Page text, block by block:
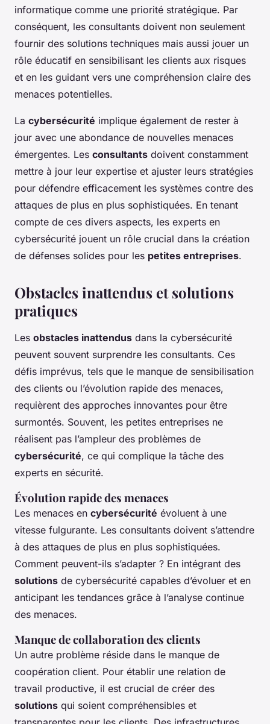
informatique comme une priorité stratégique. Par
conséquent, les consultants doivent non seulement
fournir des solutions techniques mais aussi jouer un
rôle éducatif en sensibilisant les clients aux risques
et en les guidant vers une compréhension claire des
menaces potentielles.
La cybersécurité implique également de rester à
jour avec une abondance de nouvelles menaces
émergentes. Les consultants doivent constamment
mettre à jour leur expertise et ajuster leurs stratégies
pour défendre efficacement les systèmes contre des
attaques de plus en plus sophistiquées. En tenant
compte de ces divers aspects, les experts en
cybersécurité jouent un rôle crucial dans la création
de défenses solides pour les petites entreprises.
Obstacles inattendus et solutions
pratiques
Les obstacles inattendus dans la cybersécurité
peuvent souvent surprendre les consultants. Ces
défis imprévus, tels que le manque de sensibilisation
des clients ou l’évolution rapide des menaces,
requièrent des approches innovantes pour être
surmontés. Souvent, les petites entreprises ne
réalisent pas l’ampleur des problèmes de
cybersécurité, ce qui complique la tâche des
experts en sécurité.
Évolution rapide des menaces
Les menaces en cybersécurité évoluent à une
vitesse fulgurante. Les consultants doivent s’attendre
à des attaques de plus en plus sophistiquées.
Comment peuvent-ils s’adapter ? En intégrant des
solutions de cybersécurité capables d’évoluer et en
anticipant les tendances grâce à l’analyse continue
des menaces.
Manque de collaboration des clients
Un autre problème réside dans le manque de
coopération client. Pour établir une relation de
travail productive, il est crucial de créer des
solutions qui soient compréhensibles et